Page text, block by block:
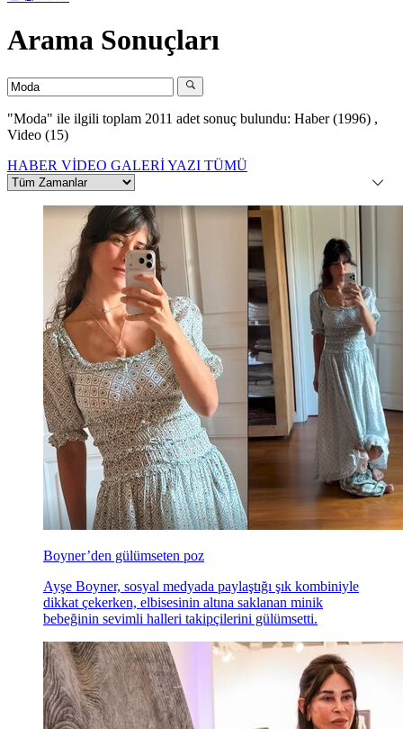
Arama Sonuçları
"Moda" ile ilgili toplam 2011 adet sonuç bulundu: Haber (1996) ,
Video (15)
HABER VİDEO GALERİYAZI TÜMÜ
Boyner’den gülümseten poz
Ayşe Boyner, sosyal medyada paylaştığı şık kombiniyle
dikkat çekerken, elbisesinin altına saklanan minik
bebeğinin sevimli halleri takipçilerini gülümsetti.